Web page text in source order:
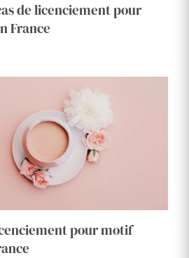
de licenciement pour
France
pour motif